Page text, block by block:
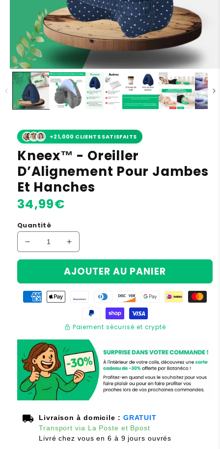
+21,000 CLIENTS SATISFAITS
Kneex™ - Oreiller
D’Alignement Pour Jambes
Et Hanches
Prix
34,99€
Quantité
Réduire
Jambes
Et
Hanches
Augmenter
quantité
de
Oreiller
D’Alignement
Pour
Jambes
Et
Hanches
AJOUTER AU PANIER
lock Paiement sécurisé et crypté
local_shipping Livraison à domicile : GRATUIT
Transport via La Poste et Bpost
Livré chez vous en 6 à 9 jours ouvrés